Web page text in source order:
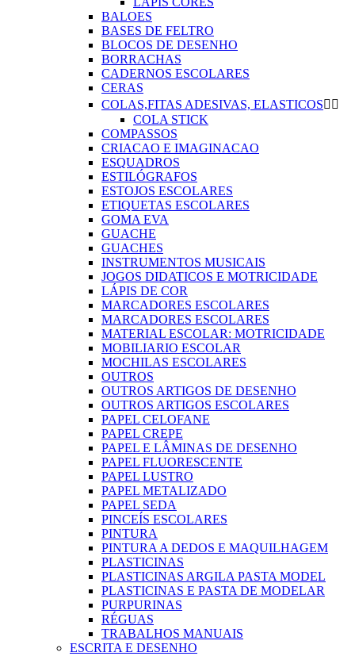
BALOES
BASES DE FELTRO
BLOCOS DE DESENHO
BORRACHAS
CADERNOS ESCOLARES
CERAS
COLAS,FITAS ADESIVAS, ELASTICOS 
COLA STICK
COMPASSOS
CRIACAO E IMAGINACAO
ESQUADROS
ESTILÓGRAFOS
ESTOJOS ESCOLARES
ETIQUETAS ESCOLARES
GOMA EVA
GUACHE
GUACHES
INSTRUMENTOS MUSICAIS
JOGOS DIDATICOS E MOTRICIDADE
LÁPIS DE COR
MARCADORES ESCOLARES
MARCADORES ESCOLARES
MATERIAL ESCOLAR: MOTRICIDADE
MOBILIARIO ESCOLAR
MOCHILAS ESCOLARES
OUTROS
OUTROS ARTIGOS DE DESENHO
OUTROS ARTIGOS ESCOLARES
PAPEL CELOFANE
PAPEL CREPE
PAPEL E LÂMINAS DE DESENHO
PAPEL FLUORESCENTE
PAPEL LUSTRO
PAPEL METALIZADO
PAPEL SEDA
PINCEÍS ESCOLARES
PINTURA
PINTURA A DEDOS E MAQUILHAGEM
PLASTICINAS
PLASTICINAS ARGILA PASTA MODEL
PLASTICINAS E PASTA DE MODELAR
PURPURINAS
RÉGUAS
TRABALHOS MANUAIS
ESCRITA E DESENHO